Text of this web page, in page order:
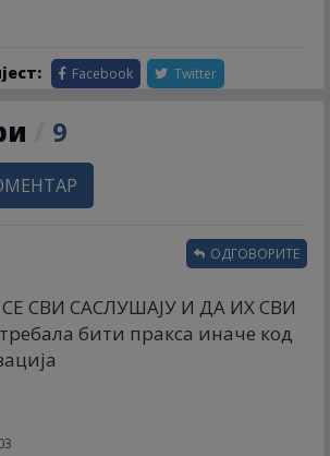
Facebook Twitter
9
СЕ СВИ САСЛУШАЈУ И ДА ИХ СВИ
бити пракса иначе код
ОДГОВОРИТЕ